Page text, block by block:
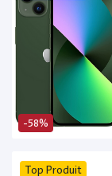
-58%
Top Produit